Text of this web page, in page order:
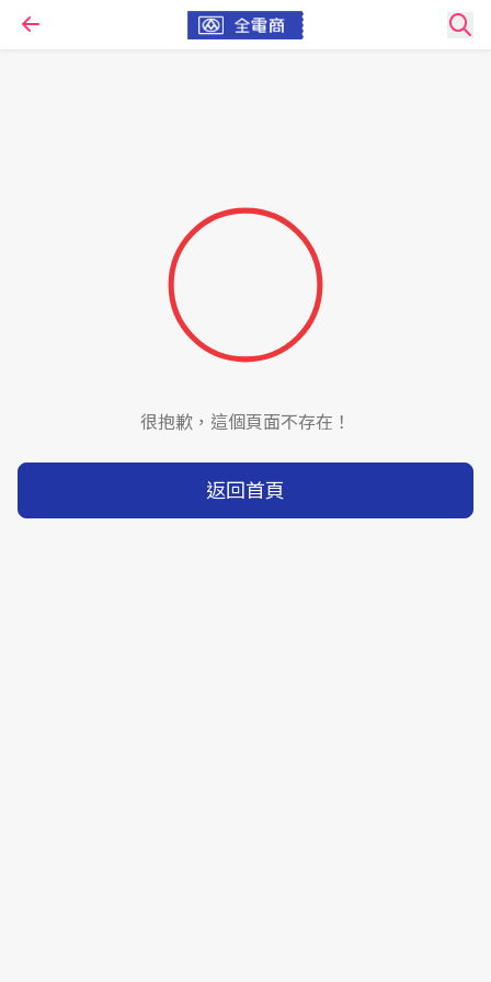
很抱歉，這個頁面不存在！
返回首頁